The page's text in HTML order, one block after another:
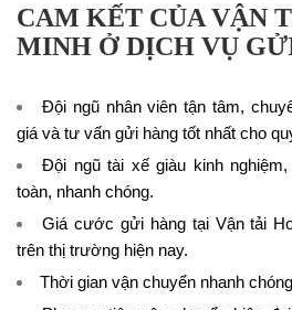
CAM KẾT CỦA VẬN
MINH Ở DỊCH VỤ
Đội ngũ nhân viên tận tâm,
giá và tư vấn gửi hàng tốt nhất cho
Đội ngũ tài xế giàu kinh
toàn, nhanh chóng.
Giá cước gửi hàng tại Vận tải
trên thị trường hiện nay.
Thời gian vận chuyển nhanh